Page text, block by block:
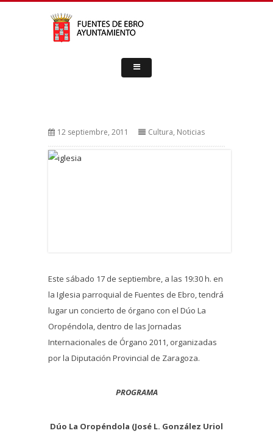
12 septiembre, 2011 Cultura, Noticias
Este sábado 17 de septiembre, a las 19:30 h. en
la Iglesia parroquial de Fuentes de Ebro, tendrá
lugar un concierto de órgano con el Dúo La
Oropéndola, dentro de las Jornadas
Internacionales de Órgano 2011, organizadas
por la Diputación Provincial de Zaragoza.
PROGRAMA
Dúo La Oropéndola (José L. González Uriol